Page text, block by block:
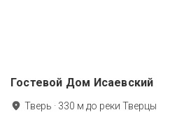
Гостевой Дом Исаевский
Тверь · 330 м до реки Тверцы